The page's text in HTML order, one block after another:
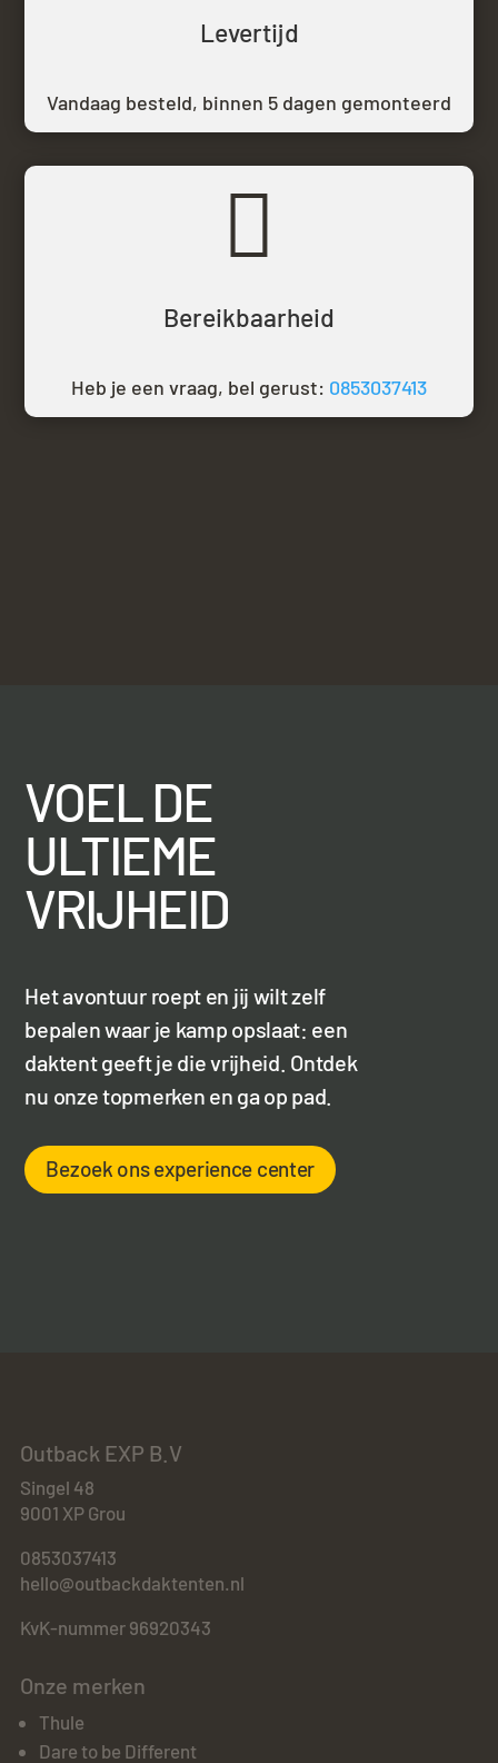
Levertijd
Vandaag besteld, binnen 5 dagen gemonteerd

Bereikbaarheid
Heb je een vraag, bel gerust: 0853037413
VOEL DE
ULTIEME
VRIJHEID
Het avontuur roept en jij wilt zelf
bepalen waar je kamp opslaat: een
daktent geeft je die vrijheid. Ontdek
nu onze topmerken en ga op pad.
Bezoek ons experience center
Outback EXP B.V
Singel 48
9001 XP Grou
0853037413
hello@outbackdaktenten.nl
KvK-nummer 96920343
Onze merken
Thule
Dare to be Different